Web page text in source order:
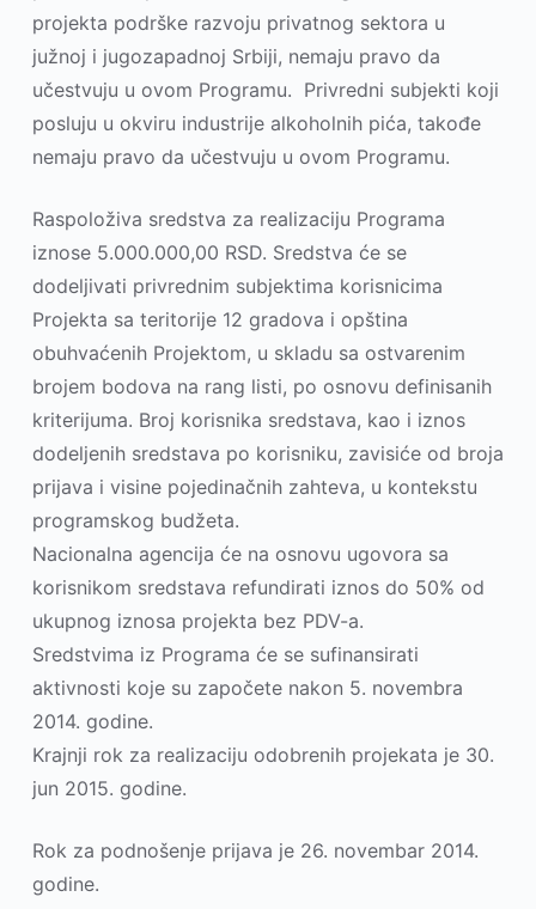
projekta podrške razvoju privatnog sektora u
južnoj i jugozapadnoj Srbiji, nemaju pravo da
učestvuju u ovom Programu. Privredni subjekti koji
posluju u okviru industrije alkoholnih pića, takođe
nemaju pravo da učestvuju u ovom Programu.
Raspoloživa sredstva za realizaciju Programa
iznose 5.000.000,00 RSD. Sredstva će se
dodelјivati privrednim subjektima korisnicima
Projekta sa teritorije 12 gradova i opština
obuhvaćenih Projektom, u skladu sa ostvarenim
brojem bodova na rang listi, po osnovu definisanih
kriterijuma. Broj korisnika sredstava, kao i iznos
dodelјenih sredstava po korisniku, zavisiće od broja
prijava i visine pojedinačnih zahteva, u kontekstu
programskog budžeta.
Nacionalna agencija će na osnovu ugovora sa
korisnikom sredstava refundirati iznos do 50% od
ukupnog iznosa projekta bez PDV-a.
Sredstvima iz Programa će se sufinansirati
aktivnosti koje su započete nakon 5. novembra
2014. godine.
Krajnji rok za realizaciju odobrenih projekata je 30.
jun 2015. godine.
Rok za podnošenje prijava je 26. novembar 2014.
godine.